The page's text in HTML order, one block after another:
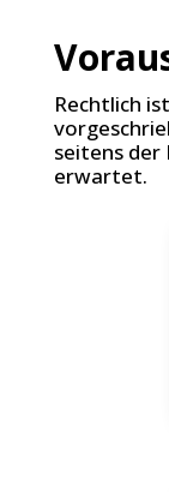
Rechtlich
seitens
erwartet.